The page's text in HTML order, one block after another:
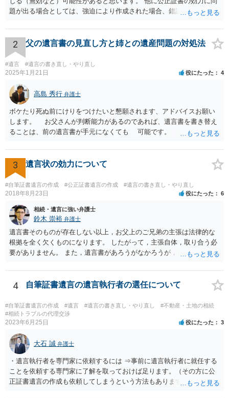
題が出る場合としては、強迫により作成された場合、錯誤（勘違い）
すが、弁護士に作成を依頼する場合は、１０～数十万円程度になるケ
ースが多いと思います。 報酬体系は、弁護士ごとに異なりますので一
律の基準はありません。
2 父の遺言書の見直し方と姉との遺産問題の対処法
#遺言 #遺言の書き直し・やり直し
2025年1月21日 役にたった 4
高島 秀行 弁護士
ボケたり死ぬ前にけりをつけたいと懇願されます、アドバイスお願い
します。 お父さんが判断能力があるのであれば、遺言書を書き替え
ることは、前の遺言書が手元になくても 可能です。 将来遺言の効
してもらって 診断書を取得して、公証役場へ行って公正証書遺言を
作成するのがよいと思います。 将来争われることが見込まれること
から、弁護士に依頼して手続きを進めた方がよいと思います。
3 遺言状の効力について
#自筆証書遺言の作成 #公正証書遺言の作成 #遺言の書き直し・やり直し
2018年8月23日 役にたった 6
相続・遺言に強い弁護士
鈴木 崇裕 弁護士
遺言書そのものが存在しない以上，お父上のご兄弟の主張は法律的な
根拠を全く欠くものになります。 したがって，主張自体，取り合う必
要がありません。 また，遺言書があろうがなかろうが，お父上のご兄
ご回答にもありますが， 代理人弁護士をたてて，その弁護士から相手
方に対して， ・相続に関する主張は法的根拠がなく，一切応じないこ
と ・今後一切の連絡をしてこないでほしいこと ・連絡を継続してくる
ようであれば警察への通報や法的措置も辞さないこと などを記載した
書面を発送してもらうことがよろしいように思います。
4 自筆証書遺言の遺言執行者の選任について
#自筆証書遺言の作成 #遺言 #遺言の書き直し・やり直し
#不動産・土地の相続
#相続トラブルの代理交渉
2023年6月25日 役にたった 3
大石 誠 弁護士
・遺言執行者を専門家に依頼するには ⇒事前に遺言執行者に就任する
ことを依頼する専門家に了解を取っておけば足ります。（その方に公
正証書遺言の作成も依頼してしまうという方法もあります） 事前に了